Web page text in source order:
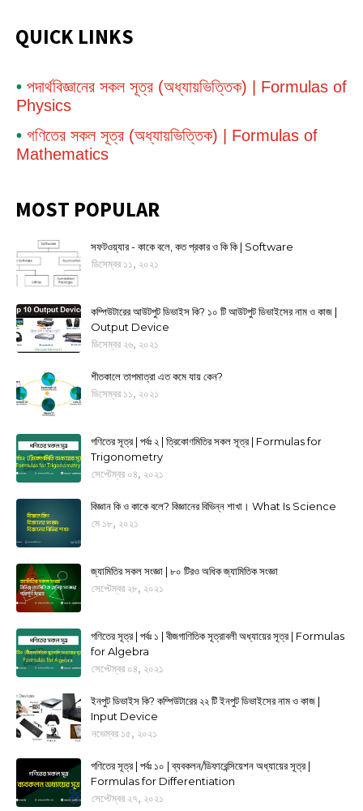
QUICK LINKS
• পদার্থবিজ্ঞানের সকল সূত্র (অধ্যায়ভিত্তিক) | Formulas of
Physics
• গণিতের সকল সূত্র (অধ্যায়ভিত্তিক) | Formulas of
Mathematics
MOST POPULAR
সফটওয়্যার - কাকে বলে, কত প্রকার ও কি কি | Software
ডিসেম্বর ১১, ২০২১
কম্পিউটারের আউটপুট ডিভাইস কি? ১০ টি আউটপুট ডিভাইসের নাম ও কাজ |
Output Device
ডিসেম্বর ২৬, ২০২১
শীতকালে তাপমাত্রা এত কমে যায় কেন?
ডিসেম্বর ১১, ২০২১
গণিতের সূত্র | পর্বঃ ২ | ত্রিকোণমিতির সকল সূত্র | Formulas for
Trigonometry
সেপ্টেম্বর ০৪, ২০২১
বিজ্ঞান কি ও কাকে বলে? বিজ্ঞানের বিভিন্ন শাখা। What Is Science
মে ১৮, ২০২১
জ্যামিতির সকল সংজ্ঞা | ৮০ টিরও অধিক জ্যামিতিক সংজ্ঞা
সেপ্টেম্বর ২৮, ২০২১
গণিতের সূত্র | পর্বঃ ১ | বীজগাণিতিক সূত্রাবলী অধ্যায়ের সূত্র | Formulas
for Algebra
সেপ্টেম্বর ০৪, ২০২১
ইনপুট ডিভাইস কি? কম্পিউটারের ২২ টি ইনপুট ডিভাইসের নাম ও কাজ |
Input Device
নভেম্বর ১৫, ২০২১
গণিতের সূত্র | পর্বঃ ১০ | ব্যবকলন/ডিফারেন্সিয়েশন অধ্যায়ের সূত্র |
Formulas for Differentiation
সেপ্টেম্বর ২৭, ২০২১